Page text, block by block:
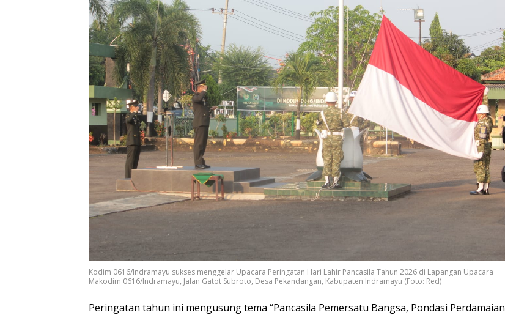
Kodim 0616/Indramayu sukses menggelar Upacara Peringatan Hari Lahir Pancasila Tahun 2026 di Lapangan Upacara
Makodim 0616/Indramayu, Jalan Gatot Subroto, Desa Pekandangan, Kabupaten Indramayu (Foto: Red)
Peringatan tahun ini mengusung tema “Pancasila Pemersatu Bangsa, Pondasi Perdamaian